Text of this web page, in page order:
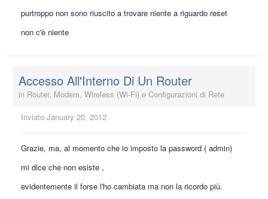
purtroppo non sono riuscito a trovare niente a riguardo reset
non c'è niente
Accesso All'Interno Di Un Router
in Router, Modem, Wireless (Wi-Fi) e Configurazioni di Rete
Inviato January 20, 2012
Grazie, ma, al momento che io imposto la password ( admin)
mi dice che non esiste ,
evidentemente il forse l'ho cambiata ma non la ricordo più.